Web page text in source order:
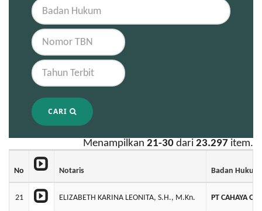
CARI
Menampilkan 21-30 dari 23.297 item.
No Notaris Badan Hukum
21 ELIZABETH KARINA LEONITA, S.H., M.Kn. PT CAHAYA